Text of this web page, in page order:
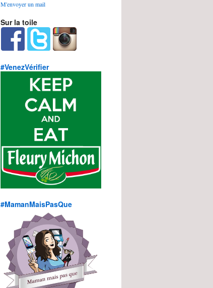
M'envoyer un mail
Sur la toile
#VenezVérifier
#MamanMaisPasQue